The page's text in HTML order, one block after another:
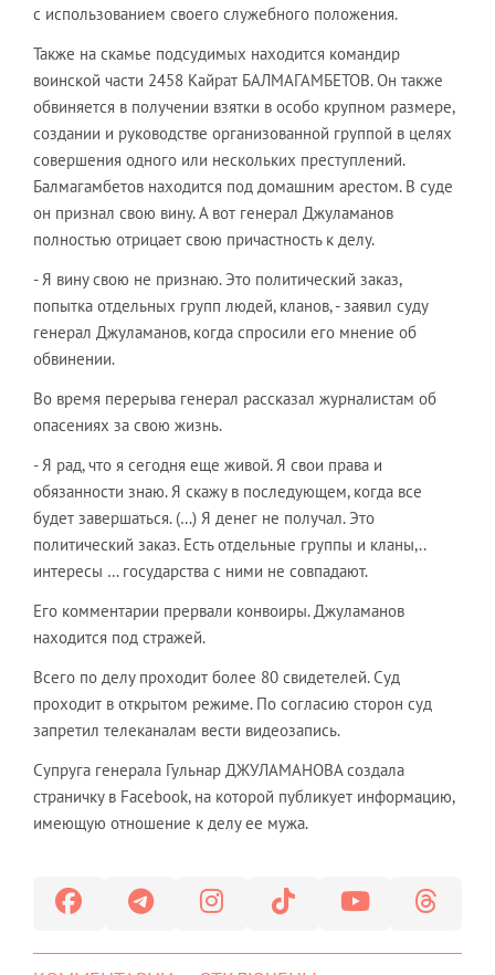
с использованием своего служебного положения.
Также на скамье подсудимых находится командир
воинской части 2458 Кайрат БАЛМАГАМБЕТОВ. Он также
обвиняется в получении взятки в особо крупном размере,
создании и руководстве организованной группой в целях
совершения одного или нескольких преступлений.
Балмагамбетов находится под домашним арестом. В суде
он признал свою вину. А вот генерал Джуламанов
полностью отрицает свою причастность к делу.
- Я вину свою не признаю. Это политический заказ,
попытка отдельных групп людей, кланов, - заявил суду
генерал Джуламанов, когда спросили его мнение об
обвинении.
Во время перерыва генерал рассказал журналистам об
опасениях за свою жизнь.
- Я рад, что я сегодня еще живой. Я свои права и
обязанности знаю. Я скажу в последующем, когда все
будет завершаться. (…) Я денег не получал. Это
политический заказ. Есть отдельные группы и кланы,..
интересы … государства с ними не совпадают.
Его комментарии прервали конвоиры. Джуламанов
находится под стражей.
Всего по делу проходит более 80 свидетелей. Суд
проходит в открытом режиме. По согласию сторон суд
запретил телеканалам вести видеозапись.
Супруга генерала Гульнар ДЖУЛАМАНОВА создала
страничку в Facebook, на которой публикует информацию,
имеющую отношение к делу ее мужа.